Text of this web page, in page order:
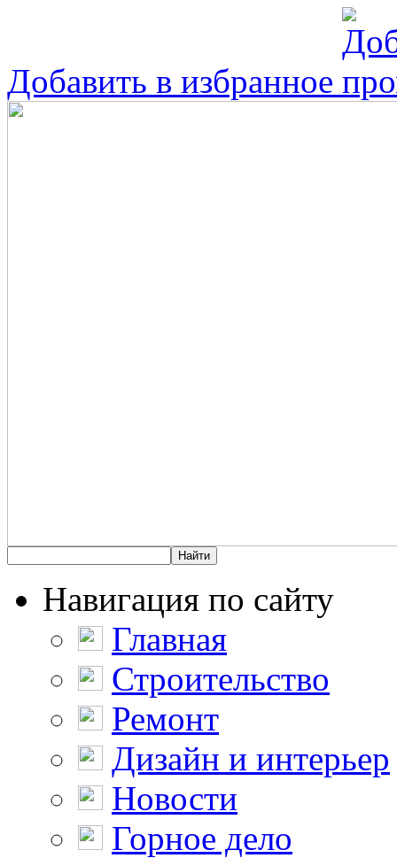
Добавить в избранное
Навигация по сайту
Главная
Строительство
Ремонт
Дизайн и интерьер
Новости
Горное дело